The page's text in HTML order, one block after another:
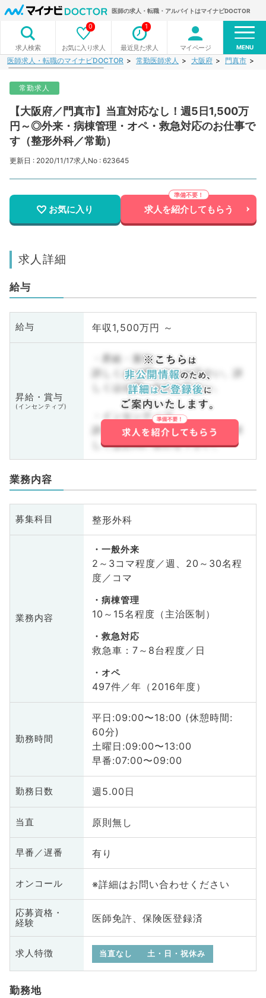
医師の求人・転職・アルバイトはマイナビDOCTOR
求人検索 お気に入り求人
0
最近見た求人
1
マイページ MENU
医師求人・転職のマイナビDOCTOR 常勤医師求人 大阪府 門真市
常勤求人
【大阪府／門真市】当直対応なし！週5日1,500万
円～◎外来・病棟管理・オペ・救急対応のお仕事で
す（整形外科／常勤）
更新日 : 2020/11/17求人No : 623645
お気に入り 求人を紹介してもらう
求人詳細
給与
給与 年収1,500万円 ～
昇給・賞与
(インセンティブ)
・昇給・賞与
詳しくはお問い合わせ下さい。詳
しくはお問い合わせ下さい。
・インセンティブ
詳しくはお問い合わせ下さい。詳
しくはお問い合わせ下さい。
業務内容
募集科目 整形外科
業務内容
一般外来
2～3コマ程度／週、20～30名程
度／コマ
病棟管理
10～15名程度（主治医制）
救急対応
救急車：7～8台程度／日
オペ
497件／年（2016年度）
勤務時間
平日:09:00〜18:00 (休憩時間:
60分)
土曜日:09:00〜13:00
早番:07:00〜09:00
勤務日数 週5.00日
当直 原則無し
早番／遅番 有り
オンコール ※詳細はお問い合わせください
応募資格・
経験
医師免許、保険医登録済
求人特徴 当直なし 土・日・祝休み
勤務地